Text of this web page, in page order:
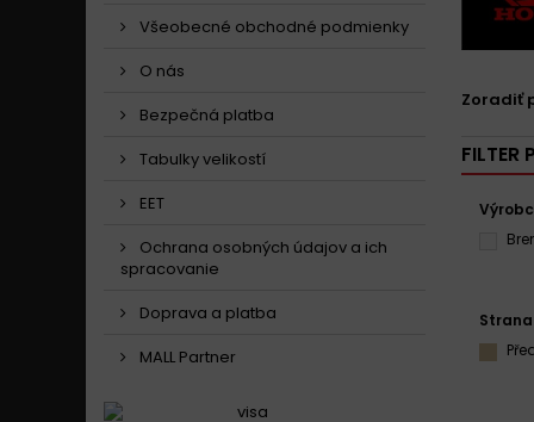
Všeobecné obchodné podmienky
O nás
Bezpečná platba
Tabulky velikostí
EET
Ochrana osobných údajov a ich
spracovanie
Doprava a platba
MALL Partner
Zoradiť
FILTER
Strana